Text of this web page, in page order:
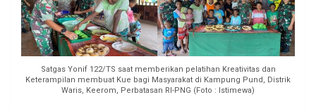
Satgas Yonif 122/TS saat memberikan pelatihan Kreativitas dan
Keterampilan membuat Kue bagi Masyarakat di Kampung Pund, Distrik
Waris, Keerom, Perbatasan RI-PNG (Foto : Istimewa)